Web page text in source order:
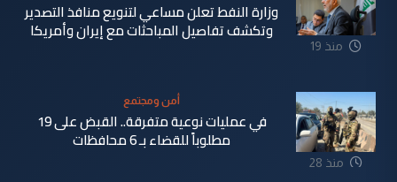
منذ 19
وزارة النفط تعلن مساعي لتنويع منافذ التصدير
وتكشف تفاصيل المباحثات مع إيران وأمريكا
منذ 28
أمن ومجتمع
في عمليات نوعية متفرقة.. القبض على 19
مطلوباً للقضاء بـ 6 محافظات